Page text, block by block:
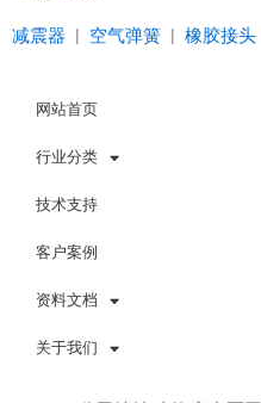
减震器 空气弹簧 橡胶接头
网站首页
行业分类
技术支持
客户案例
资料文档
关于我们